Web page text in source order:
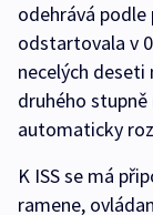
odehrává podle
odstartovala v
necelých
druhého
automaticky
K ISS se má
ramene,